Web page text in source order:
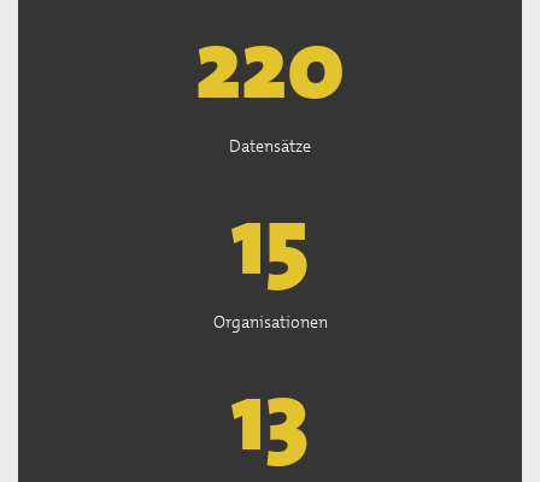
222
Datensätze
15
Organisationen
13